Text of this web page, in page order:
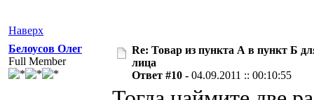
Наверх
Белоусов Олег
Full Member
Re: Товар из пункта А в пункт Б
лица
Ответ #10 - 04.09.2011 :: 00:10:55